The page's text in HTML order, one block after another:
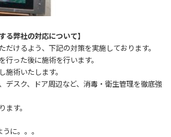
る弊社の対応について】
だけるよう、下記の対策を実施しております。
行った後に施術を行います。
施術いたします。
デスク、ドア周辺など、消毒・衛生管理を徹底強
ます。
に。。。